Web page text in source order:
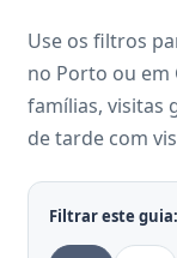
Use os filtros
no Porto ou em
famílias, visitas
de tarde com
Filtrar este guia: